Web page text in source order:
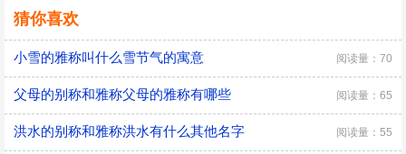
猜你喜欢
小雪的雅称叫什么雪节气的寓意 阅读量：70
父母的别称和雅称父母的雅称有哪些 阅读量：65
洪水的别称和雅称洪水有什么其他名字 阅读量：55